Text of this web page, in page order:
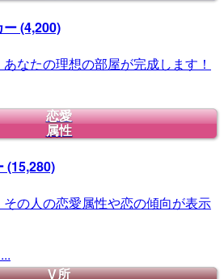
ー(4,200)
なたの理想の部屋が完成します！
恋愛
属性
(15,280)
の人の恋愛属性や恋の傾向が表示
...
V所